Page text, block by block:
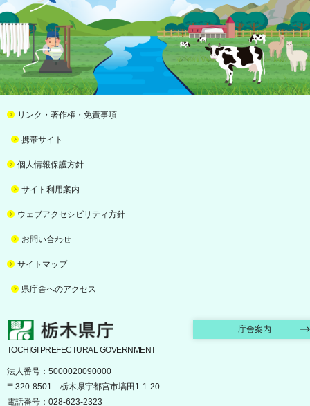
リンク・著作権・免責事項
携帯サイト
個人情報保護方針
サイト利用案内
ウェブアクセシビリティ方針
お問い合わせ
サイトマップ
県庁舎へのアクセス
栃木県庁 庁舎案内
TOCHIGI PREFECTURAL GOVERNMENT
法人番号：5000020090000
〒320-8501 栃木県宇都宮市塙田1-1-20
電話番号：028-623-2323